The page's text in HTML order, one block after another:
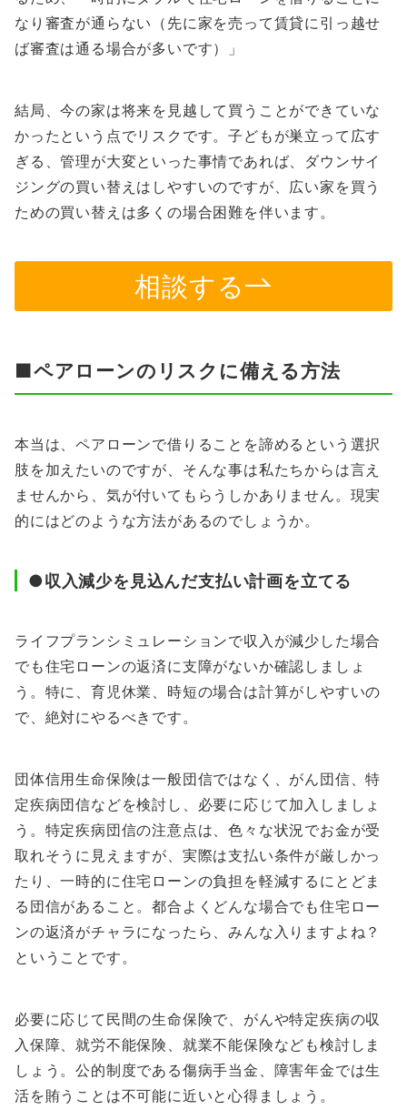
なり審査が通らない（先に家を売って賃貸に引っ越せ
ば審査は通る場合が多いです）」
結局、今の家は将来を見越して買うことができていな
かったという点でリスクです。子どもが巣立って広す
ぎる、管理が大変といった事情であれば、ダウンサイ
ジングの買い替えはしやすいのですが、広い家を買う
ための買い替えは多くの場合困難を伴います。
相談する
■ペアローンのリスクに備える方法
本当は、ペアローンで借りることを諦めるという選択
肢を加えたいのですが、そんな事は私たちからは言え
ませんから、気が付いてもらうしかありません。現実
的にはどのような方法があるのでしょうか。
●収入減少を見込んだ支払い計画を立てる
ライフプランシミュレーションで収入が減少した場合
でも住宅ローンの返済に支障がないか確認しましょ
う。特に、育児休業、時短の場合は計算がしやすいの
で、絶対にやるべきです。
団体信用生命保険は一般団信ではなく、がん団信、特
定疾病団信などを検討し、必要に応じて加入しましょ
う。特定疾病団信の注意点は、色々な状況でお金が受
取れそうに見えますが、実際は支払い条件が厳しかっ
たり、一時的に住宅ローンの負担を軽減するにとどま
る団信があること。都合よくどんな場合でも住宅ロー
ンの返済がチャラになったら、みんな入りますよね？
ということです。
必要に応じて民間の生命保険で、がんや特定疾病の収
入保障、就労不能保険、就業不能保険なども検討しま
しょう。公的制度である傷病手当金、障害年金では生
活を賄うことは不可能に近いと心得ましょう。